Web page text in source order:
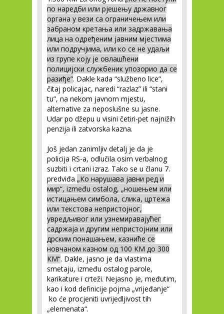
по наредби или рјешењу државног
органа у вези са ограничењем или
забраном кретања или задржавања
лица на одређеним јавним мјестима
или подручјима, или ко се не удаљи
из групе коју је овлашћени
полицијски службеник упозорио да се
разиђе”. Dakle kada “službeno lice”,
čitaj policajac, naredi “razlaz” ili “stani
tu”, na nekom javnom mjestu,
alternative za neposlušne su jasne.
Udar po džepu u visini četiri-pet najnižih
penzija ili zatvorska kazna.
Još jedan zanimljiv detalj je da je
policija RS-a, odlučila osim verbalnog
suzbiti i crtani izraz. Tako se u članu 7.
predviđa „Ко нарушава јавни ред и
мир“, između ostalog, „ношењем или
истицањем симбола, слика, цртежа
или текстова непристојног,
увредљивог или узнемиравајућег
садржаја и другим непристојним или
дрским понашањем, казниће се
новчаном казном од 100 КМ до 300
КМ“. Dakle, jasno je da vlastima
smetaju, između ostalog parole,
karikature i crteži. Nejasno je, međutim,
kao i kod definicije pojma „vrijeđanje“
ko će procjeniti uvrijedljivost tih
„elemenata“.